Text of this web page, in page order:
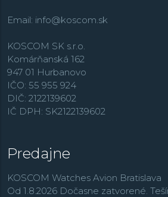
Email: info@koscom.sk
KOSCOM SK s.r.o.
Komárňanská 162
947 01 Hurbanovo
IČO: 55 955 924
DIČ: 2122139602
IČ DPH: SK2122139602
Predajne
KOSCOM Watches Avion Bratislava
Od 1.8.2026 Dočasne zatvorené.